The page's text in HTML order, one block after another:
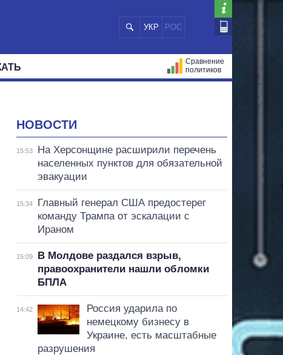
УКР РОС
Сравнение
политиков
НОВОСТИ
15:53
На Херсонщине расширили перечень
населенных пунктов для обязательной
эвакуации
15:34
Главный генерал США предостерег
команду Трампа от эскалации с
Ираном
15:09
В Молдове раздался взрыв,
правоохранители нашли обломки
БПЛА
14:42
Россия ударила по
немецкому бизнесу в
Украине, есть масштабные
разрушения